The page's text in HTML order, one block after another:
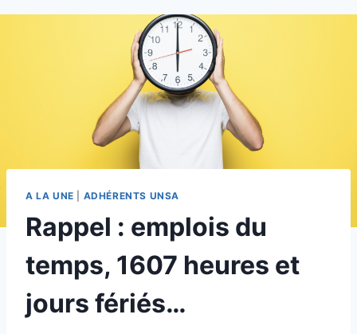
A LA UNE ADHÉRENTS UNSA
Rappel : emplois du
temps, 1607 heures et
jours fériés…